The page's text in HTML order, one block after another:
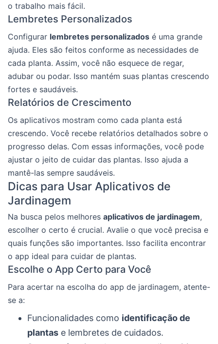
o trabalho mais fácil.
Lembretes Personalizados
Configurar lembretes personalizados é uma grande
ajuda. Eles são feitos conforme as necessidades de
cada planta. Assim, você não esquece de regar,
adubar ou podar. Isso mantém suas plantas crescendo
fortes e saudáveis.
Relatórios de Crescimento
Os aplicativos mostram como cada planta está
crescendo. Você recebe relatórios detalhados sobre o
progresso delas. Com essas informações, você pode
ajustar o jeito de cuidar das plantas. Isso ajuda a
mantê-las sempre saudáveis.
Dicas para Usar Aplicativos de
Jardinagem
Na busca pelos melhores aplicativos de jardinagem,
escolher o certo é crucial. Avalie o que você precisa e
quais funções são importantes. Isso facilita encontrar
o app ideal para cuidar de plantas.
Escolhe o App Certo para Você
Para acertar na escolha do app de jardinagem, atente-
se a:
Funcionalidades como identificação de
plantas e lembretes de cuidados.